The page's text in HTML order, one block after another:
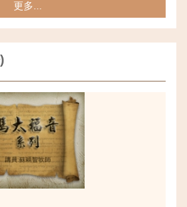
更多...